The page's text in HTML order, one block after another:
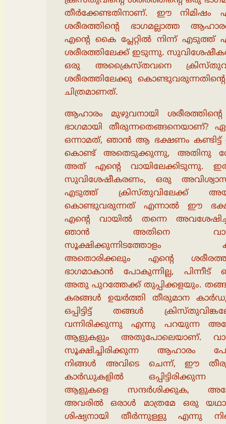
തീർക്കേണ്ടതിനാണ്. ഈ നിമിഷം
ശരീരത്തിൻ്റെ ഭാഗമല്ലാത്ത
എൻ്റെ കൈ പ്ലേറ്റിൽ നിന്ന് എടുത്ത്
ശരീരത്തിലേക്ക് ഇടുന്നു.
ഒരു അക്രൈസ്തവനെ
ശരീരത്തിലേക്കു
ചിത്രമാണത്.
ആഹാരം മുഴുവനായി
ഭാഗമായി തീരുന്നതെങ്ങനെയാണ്?
ഒന്നാമത്, ഞാൻ ആ ഭക്ഷണം
കൊണ്ട് അതെടുക്കുന്നു, അതിനു
അത് എൻ്റെ വായിലേക്കിടുന്നു.
സുവിശേഷീകരണം, ഒരു
എടുത്ത് ക്രിസ്തുവിലേക്ക്
കൊണ്ടുവരുന്നത് എന്നാൽ ഈ
എൻ്റെ വായിൽ തന്നെ
ഞാൻ അതിനെ
സൂക്ഷിക്കുന്നിടത്തോളം
അതൊരിക്കലും എൻ്റെ
ഭാഗമാകാൻ പോകുന്നില്ല, പിന്നീട്
അതു പുറത്തേക്ക് തുപ്പിക്കളയും.
കരങ്ങൾ ഉയർത്തി തീരുമാന
ഒപ്പിട്ടിട്ട് തങ്ങൾ
വന്നിരിക്കുന്നു എന്നു പറയുന്ന
ആളുകളും അതുപോലെയാണ്.
സൂക്ഷിച്ചിരിക്കുന്ന ആഹാരം
നിങ്ങൾ അവിടെ ചെന്ന്, ഈ
കാർഡുകളിൽ ഒപ്പിട്ടിരിക്കുന്ന
ആളുകളെ സന്ദർശിക്കുക,
അവരിൽ ഒരാൾ മാത്രമേ ഒരു
ശിഷ്യനായി തീർന്നുള്ളു എന്നു